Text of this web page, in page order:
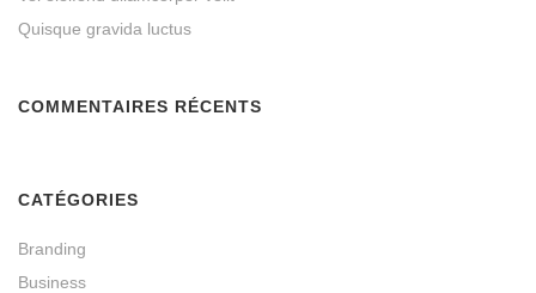
Quisque gravida luctus
COMMENTAIRES RÉCENTS
CATÉGORIES
Branding
Business